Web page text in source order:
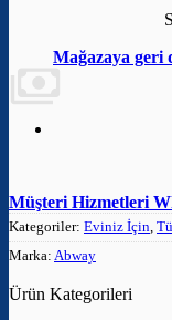
Mağazaya geri
Müşteri Hizmetleri
Kategoriler: Eviniz İçin,
Marka: Abway
Ürün Kategorileri